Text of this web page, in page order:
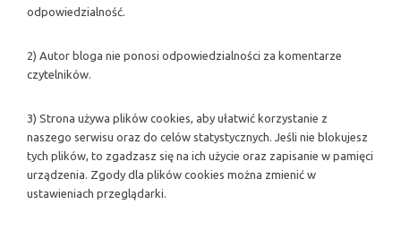
odpowiedzialność.
2) Autor bloga nie ponosi odpowiedzialności za komentarze
czytelników.
3) Strona używa plików cookies, aby ułatwić korzystanie z
naszego serwisu oraz do celów statystycznych. Jeśli nie blokujesz
tych plików, to zgadzasz się na ich użycie oraz zapisanie w pamięci
urządzenia. Zgody dla plików cookies można zmienić w
ustawieniach przeglądarki.